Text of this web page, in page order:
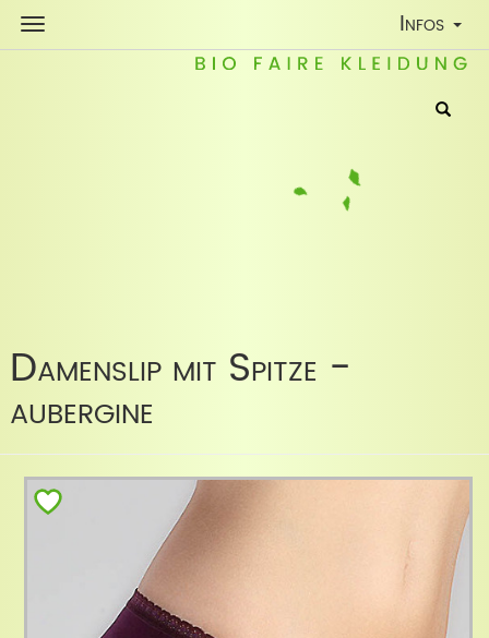
Toggle
Infos
Damenslip mit Spitze -
aubergine